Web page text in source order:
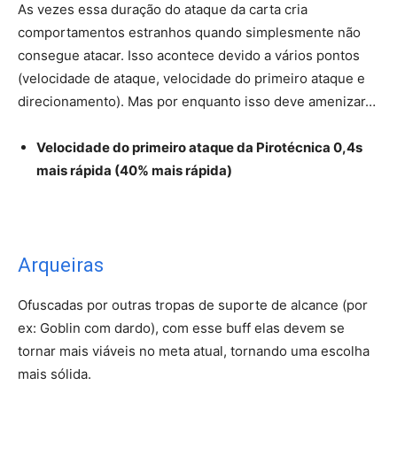
As vezes essa duração do ataque da carta cria
comportamentos estranhos quando simplesmente não
consegue atacar. Isso acontece devido a vários pontos
(velocidade de ataque, velocidade do primeiro ataque e
direcionamento). Mas por enquanto isso deve amenizar…
Velocidade do primeiro ataque da Pirotécnica 0,4s
mais rápida (40% mais rápida)
Arqueiras
Ofuscadas por outras tropas de suporte de alcance (por
ex: Goblin com dardo), com esse buff elas devem se
tornar mais viáveis no meta atual, tornando uma escolha
mais sólida.